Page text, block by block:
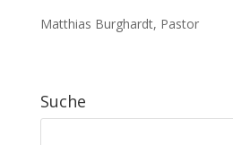
Matthias Burghardt, Pastor
Suche